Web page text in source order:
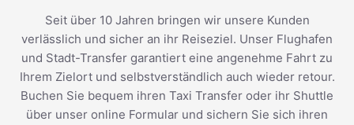
Seit über 10 Jahren bringen wir unsere Kunden
verlässlich und sicher an ihr Reiseziel. Unser Flughafen
und Stadt-Transfer garantiert eine angenehme Fahrt zu
Ihrem Zielort und selbstverständlich auch wieder retour.
Buchen Sie bequem ihren Taxi Transfer oder ihr Shuttle
über unser online Formular und sichern Sie sich ihren